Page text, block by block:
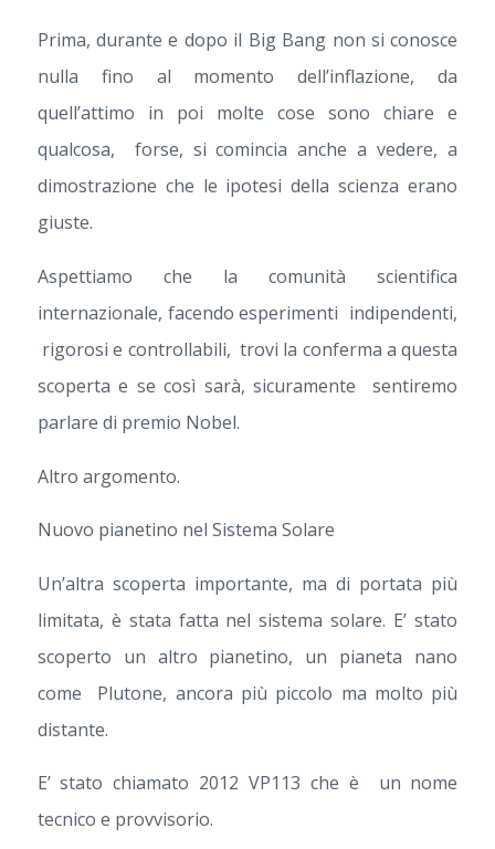
Prima, durante e dopo il Big Bang non si conosce
nulla fino al momento dell’inflazione, da
quell’attimo in poi molte cose sono chiare e
qualcosa, forse, si comincia anche a vedere, a
dimostrazione che le ipotesi della scienza erano
giuste.
Aspettiamo che la comunità scientifica
internazionale, facendo esperimenti indipendenti,
rigorosi e controllabili, trovi la conferma a questa
scoperta e se così sarà, sicuramente sentiremo
parlare di premio Nobel.
Altro argomento.
Nuovo pianetino nel Sistema Solare
Un’altra scoperta importante, ma di portata più
limitata, è stata fatta nel sistema solare. E’ stato
scoperto un altro pianetino, un pianeta nano
come Plutone, ancora più piccolo ma molto più
distante.
E’ stato chiamato 2012 VP113 che è un nome
tecnico e provvisorio.